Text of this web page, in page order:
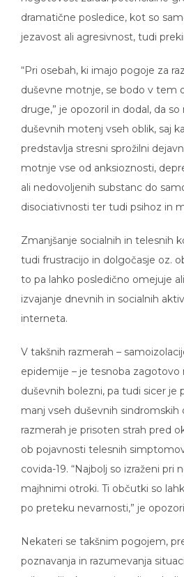
dramatične posledice, kot so
jezavost ali agresivnost, tudi
duševne motnje, se bodo v tem
druge,” je opozoril in dodal, da so
duševnih motenj vseh oblik, saj
predstavlja stresni sprožilni
motnje vse od anksioznosti,
ali nedovoljenih substanc do
disociativnosti ter tudi psihoz in
tudi frustracijo in dolgočasje oz.
to pa lahko posledično omejuje
izvajanje dnevnih in socialnih
interneta.
epidemije – je tesnoba zagotovo
duševnih bolezni, pa tudi sicer je
manj vseh duševnih sindromskih
razmerah je prisoten strah pred
ob pojavnosti telesnih
covida-19. “Najbolj so izraženi pri
majhnimi otroki. Ti občutki so
po preteku nevarnosti,” je opozoril
poznavanja in razumevanja
prilagodijo, kar pa ni zgolj